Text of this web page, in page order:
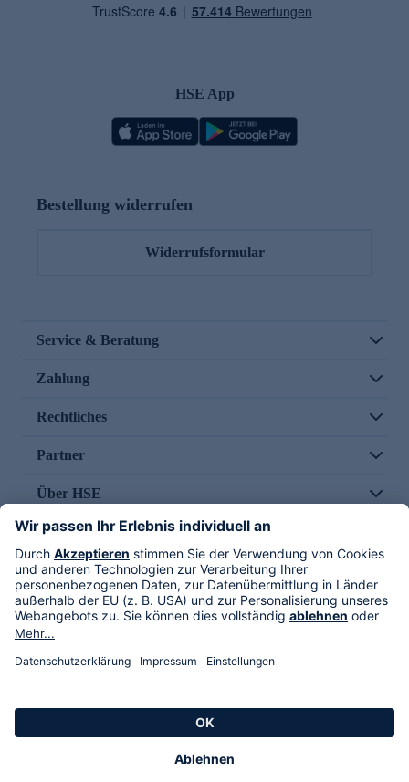
HSE App
Bestellung widerrufen
Widerrufsformular
Service & Beratung
Zahlung
Rechtliches
Partner
Über HSE
Im TV
HSE International